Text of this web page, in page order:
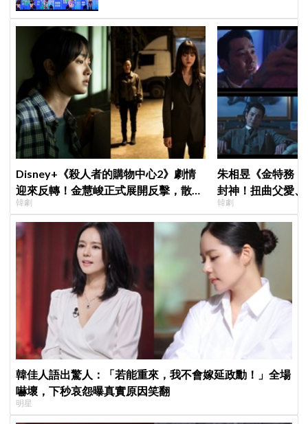
Disney+《殺人者的購物中心2》劇情
迎來反轉！金慧峻正式展開反擊，散發
「叔叔李棟旭」般強大氣場
韓劇
朱相昱《金特務
封神！扭曲父愛
毛骨悚然
韓劇
韓佳人語出驚人：「若能重來，我不會嫁延政勳！」全場
嚇壞，下秒哀怨曝真實原因笑翻
明星